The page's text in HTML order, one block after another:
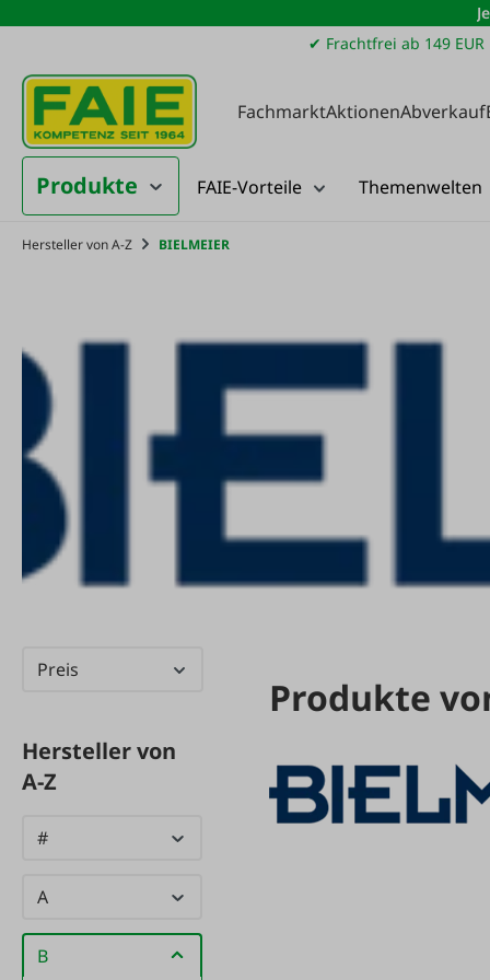
Hauptinhalt springen
Zur Suche springen
Zur Hauptnavigation springen
✔ Frachtfrei ab 149 EUR
FachmarktAktionenAbverkauf
Produkte FAIE-Vorteile Themenwelten
Hersteller von A-Z BIELMEIER
Preis
Hersteller von
A-Z
#
A
B
Produkte